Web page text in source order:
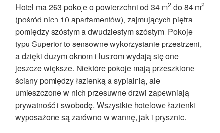
Hotel ma 263 pokoje o powierzchni od 34 m2 do 84 m2
(pośród nich 10 apartamentów), zajmujących piętra
pomiędzy szóstym a dwudziestym szóstym. Pokoje
typu Superior to sensowne wykorzystanie przestrzeni,
a dzięki dużym oknom i lustrom wydają się one
jeszcze większe. Niektóre pokoje mają przeszklone
ściany pomiędzy łazienką a sypialnią, ale
umieszczone w nich przesuwne drzwi zapewniają
prywatność i swobodę. Wszystkie hotelowe łazienki
wyposażone są zarówno w wannę, jak i prysznic.